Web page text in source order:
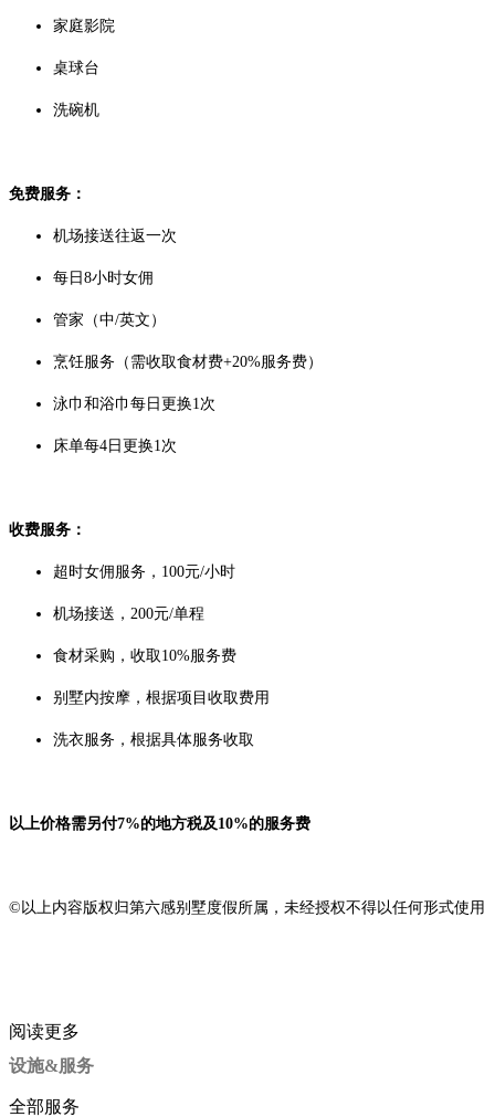
家庭影院
桌球台
洗碗机
免费服务：
机场接送往返一次
每日8小时女佣
管家（中/英文）
烹饪服务（需收取食材费+20%服务费）
泳巾和浴巾每日更换1次
床单每4日更换1次
收费服务：
超时女佣服务，100元/小时
机场接送，200元/单程
食材采购，收取10%服务费
别墅内按摩，根据项目收取费用
洗衣服务，根据具体服务收取
以上价格需另付7%的地方税及10%的服务费
©以上内容版权归第六感别墅度假所属，未经授权不得以任何形式使用
阅读更多
设施&服务
全部服务